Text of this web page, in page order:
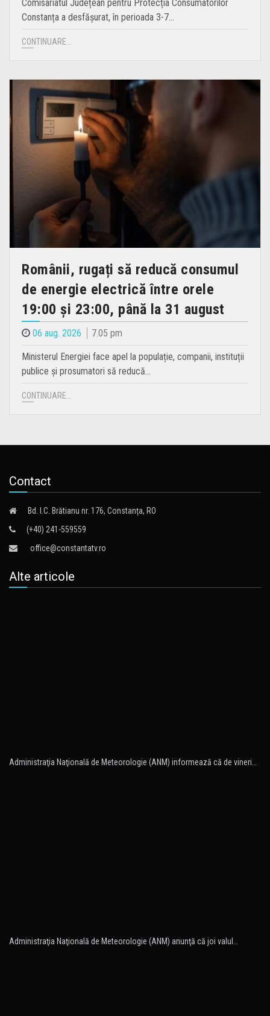
Comisariatul Județean pentru Protecția Consumatorilor
Constanța a desfășurat, în perioada 3-7…
CONTINUARE...
Românii, rugați să reducă consumul
de energie electrică între orele
19:00 și 23:00, până la 31 august
06 aug. 2026 7.05 pm
Ministerul Energiei face apel la populație, companii, instituții
publice și prosumatori să reducă…
CONTINUARE...
Contact
Bd. I.C. Brătianu nr. 176, Constanța, RO
(+40) 241-559559
office@constantatv.ro
Alte articole
Administraţia Naţională de Meteorologie (ANM) informează că de vineri…
Administraţia Naţională de Meteorologie (ANM) anunţă că joi valul…